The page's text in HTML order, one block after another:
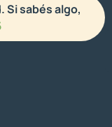
Si sabés algo,